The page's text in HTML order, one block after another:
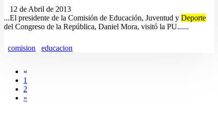
12 de Abril de 2013
...El presidente de la Comisión de Educación, Juventud y Deporte
del Congreso de la República, Daniel Mora, visitó la PU......
comision educacion
«
1
2
»